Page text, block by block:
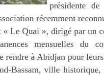
présidente
récemment
« Le Quai », dirigé par un
mensuelles du
rendre à Abidjan pour
Bassam, ville